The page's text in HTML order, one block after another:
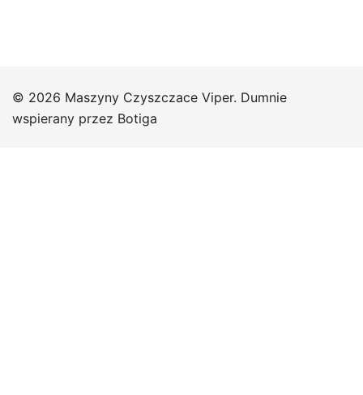
© 2026 Maszyny Czyszczace Viper. Dumnie
wspierany przez Botiga